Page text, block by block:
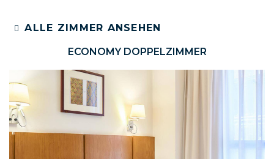
ALLE ZIMMER ANSEHEN
ECONOMY DOPPELZIMMER